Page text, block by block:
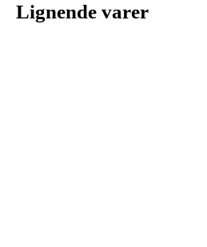
Lignende varer